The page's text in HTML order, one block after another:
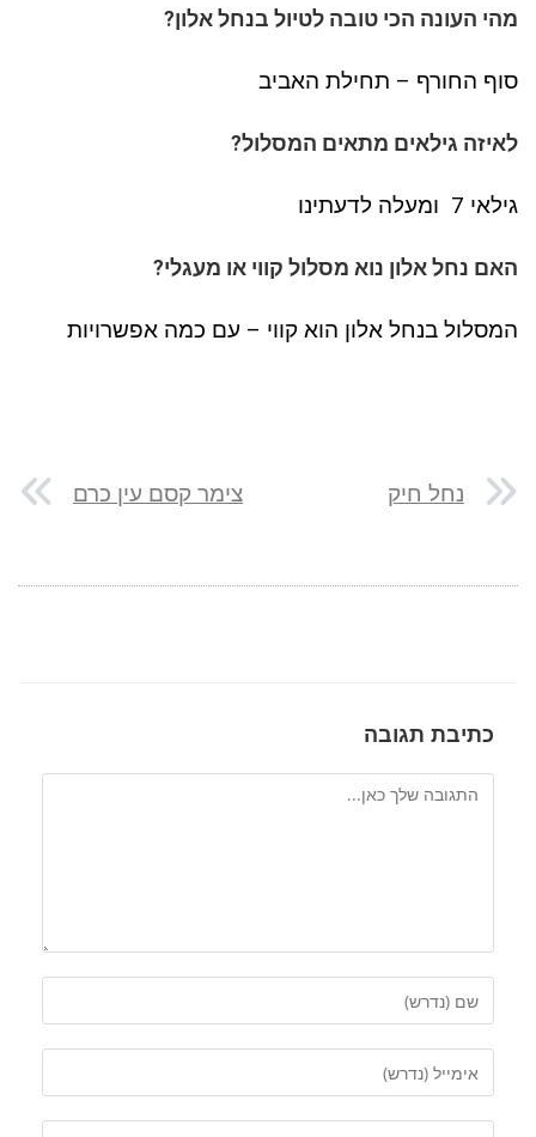
מהי העונה הכי טובה לטיול בנחל אלון?
סוף החורף – תחילת האביב
לאיזה גילאים מתאים המסלול?
גילאי 7 ומעלה לדעתינו
האם נחל אלון נוא מסלול קווי או מעגלי?
המסלול בנחל אלון הוא קווי – עם כמה אפשרויות
נחל חיק צימר קסם עין כרם
כתיבת תגובה